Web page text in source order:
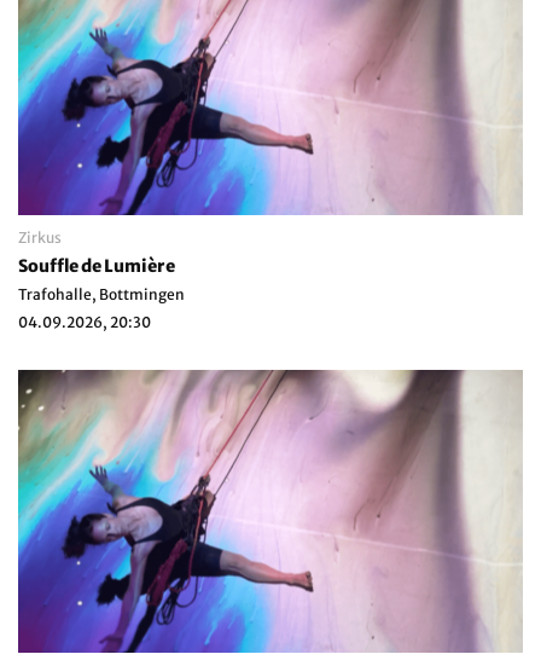
Zirkus
Souffle de Lumière
Trafohalle, Bottmingen
04.09.2026, 20:30